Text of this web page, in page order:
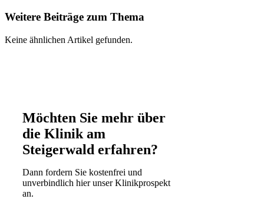
Weitere Beiträge zum Thema
Keine ähnlichen Artikel gefunden.
Möchten Sie mehr über
die Klinik am
Steigerwald erfahren?
Dann fordern Sie kostenfrei und
unverbindlich hier unser Klinikprospekt
an.